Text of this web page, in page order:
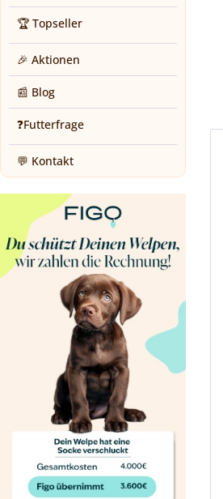
🏆 Topseller
🎉 Aktionen
📰 Blog
❓Futterfrage
💬 Kontakt